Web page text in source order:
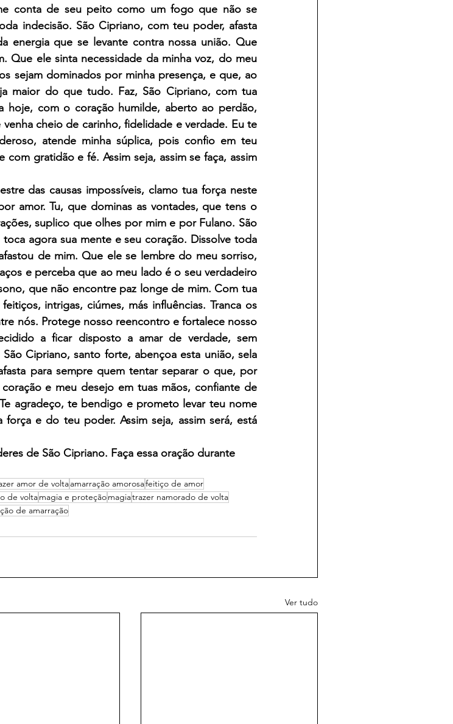
conta de seu peito como um fogo que não se
indecisão. São Cipriano, com teu poder, afasta
energia que se levante contra nossa união. Que
Que ele sinta necessidade da minha voz, do meu
sejam dominados por minha presença, e que, ao
maior do que tudo. Faz, São Cipriano, com tua
hoje, com o coração humilde, aberto ao perdão,
cheio de carinho, fidelidade e verdade. Eu te
atende minha súplica, pois confio em teu
gratidão e fé. Assim seja, assim se faça, assim
das causas impossíveis, clamo tua força neste
amor. Tu, que dominas as vontades, que tens o
suplico que olhes por mim e por Fulano. São
agora sua mente e seu coração. Dissolve toda
de mim. Que ele se lembre do meu sorriso,
e perceba que ao meu lado é o seu verdadeiro
que não encontre paz longe de mim. Com tua
intrigas, ciúmes, más influências. Tranca os
nós. Protege nosso reencontro e fortalece nosso
a ficar disposto a amar de verdade, sem
Cipriano, santo forte, abençoa esta união, sela
para sempre quem tentar separar o que, por
e meu desejo em tuas mãos, confiante de
agradeço, te bendigo e prometo levar teu nome
e do teu poder. Assim seja, assim será, está
de São Cipriano. Faça essa oração durante
amor de voltaamarração amorosafeitiço de amor
de voltamagia e proteçãomagiatrazer namorado de volta
de amarração
Ver tudo